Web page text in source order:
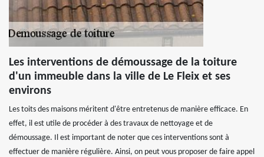
Les interventions de démoussage de la toiture
d'un immeuble dans la ville de Le Fleix et ses
environs
Les toits des maisons méritent d'être entretenus de manière efficace. En
effet, il est utile de procéder à des travaux de nettoyage et de
démoussage. Il est important de noter que ces interventions sont à
effectuer de manière régulière. Ainsi, on peut vous proposer de faire appel